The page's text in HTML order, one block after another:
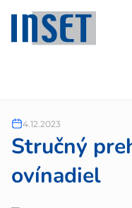
obsah
Stručný
ovínadiel
4.12.2023